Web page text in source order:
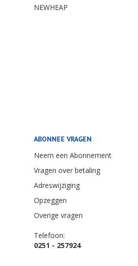
NEWHEAP
ABONNEE VRAGEN
Neem een Abonnement
Vragen over betaling
Adreswijziging
Opzeggen
Overige vragen
Telefoon:
0251 - 257924